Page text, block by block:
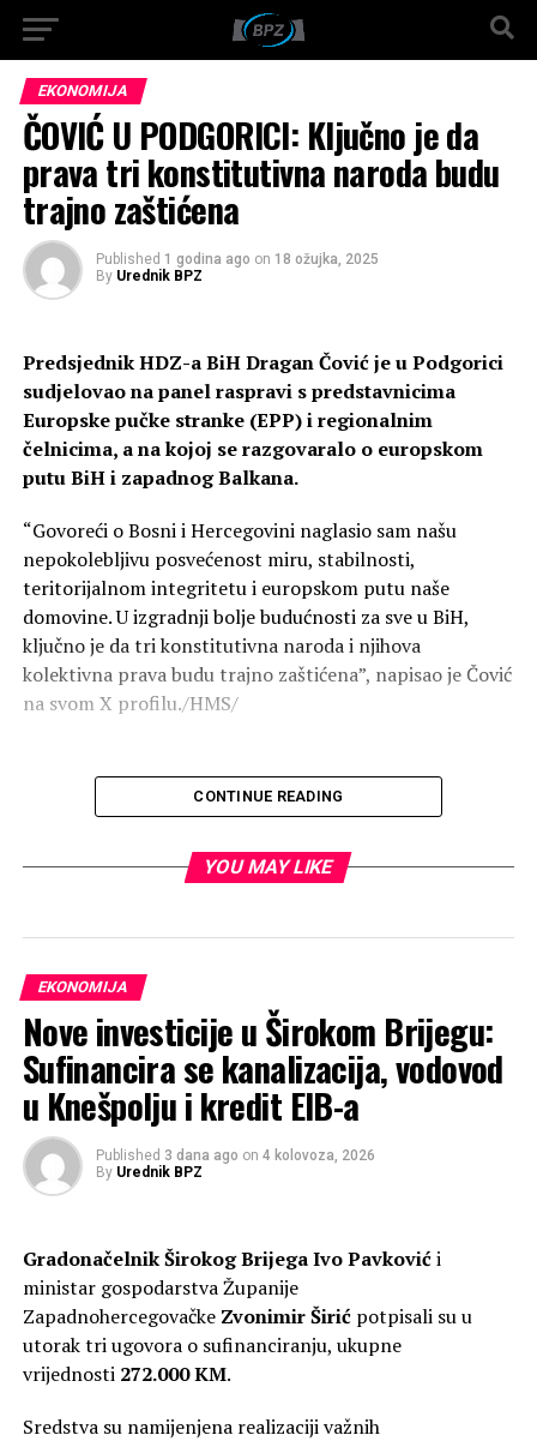
EKONOMIJA
ČOVIĆ U PODGORICI: Ključno je da
prava tri konstitutivna naroda budu
trajno zaštićena
Published 1 godina ago on 18 ožujka, 2025
By Urednik BPZ
Predsjednik HDZ-a BiH Dragan Čović je u Podgorici
sudjelovao na panel raspravi s predstavnicima
Europske pučke stranke (EPP) i regionalnim
čelnicima, a na kojoj se razgovaralo o europskom
putu BiH i zapadnog Balkana.
“Govoreći o Bosni i Hercegovini naglasio sam našu
nepokolebljivu posvećenost miru, stabilnosti,
teritorijalnom integritetu i europskom putu naše
domovine. U izgradnji bolje budućnosti za sve u BiH,
ključno je da tri konstitutivna naroda i njihova
kolektivna prava budu trajno zaštićena”, napisao je Čović
na svom X profilu./HMS/
Preporučeno:
Čović izrazio sućut zbog
tragedije u Sjevernoj Makedoniji
CONTINUE READING
YOU MAY LIKE
EKONOMIJA
Nove investicije u Širokom Brijegu:
Sufinancira se kanalizacija, vodovod
u Knešpolju i kredit EIB-a
Published 3 dana ago on 4 kolovoza, 2026
By Urednik BPZ
Gradonačelnik Širokog BrijegaIvo Pavkovići
ministar gospodarstva Županije
Zapadnohercegovačke Zvonimir Širićpotpisali su u
utorak tri ugovora o sufinanciranju, ukupne
vrijednosti 272.000 KM.
Sredstva su namijenjena realizaciji važnih